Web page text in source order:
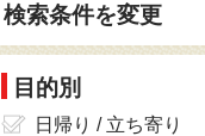
検索条件を変更
目的別
日帰り / 立ち寄り